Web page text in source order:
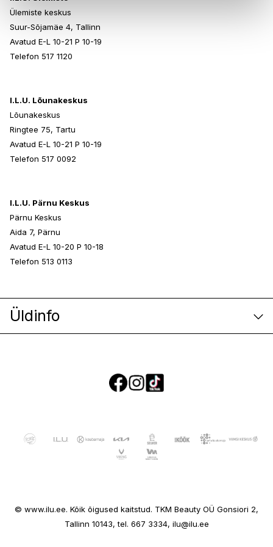
Ülemiste keskus
Suur-Sõjamäe 4, Tallinn
Avatud E-L 10-21 P 10-19
Telefon 517 1120
I.L.U. Lõunakeskus
Lõunakeskus
Ringtee 75, Tartu
Avatud E-L 10-21 P 10-19
Telefon 517 0092
I.L.U. Pärnu Keskus
Pärnu Keskus
Aida 7, Pärnu
Avatud E-L 10-20 P 10-18
Telefon 513 0113
Üldinfo
© www.ilu.ee. Kõik õigused kaitstud. TKM Beauty OÜ Gonsiori 2,
Tallinn 10143, tel. 667 3334, ilu@ilu.ee